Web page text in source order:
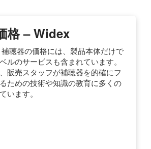
格 – Widex
聴器の価格には、製品本体だけで
ルのサービスも含まれています。
販売スタッフが補聴器を的確にフ
ための技術や知識の教育に多くの
います。